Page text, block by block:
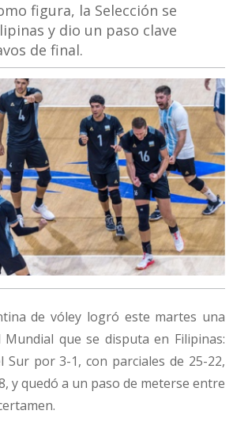
figura, la Selección se
y dio un paso clave
de final.
de vóley logró este martes una
que se disputa en Filipinas:
Sur por 3-1, con parciales de 25-22,
y quedó a un paso de meterse entre